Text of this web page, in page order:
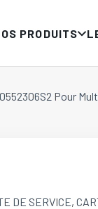
PRODUITS
Pour
DE SERVICE,